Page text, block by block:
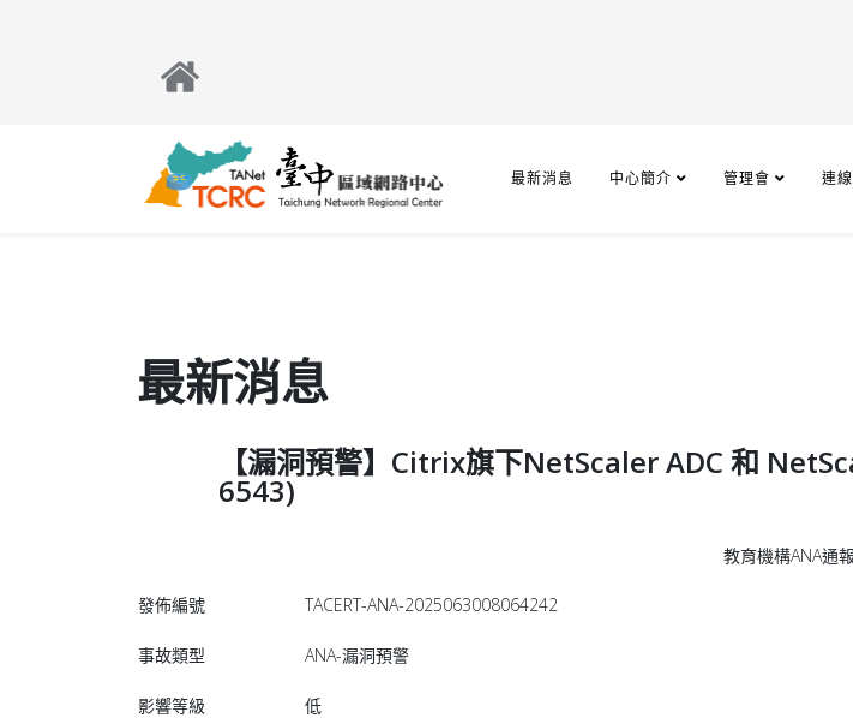
最新消息 中心簡介 管理會 連
最新消息
【漏洞預警】Citrix旗下NetScaler ADC 和
6543)
教育機構ANA通
發佈編號 TACERT-ANA-2025063008064242
事故類型 ANA-漏洞預警
影響等級 低